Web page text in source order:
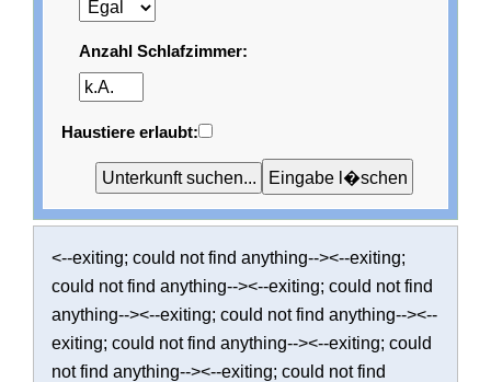
Anzahl Schlafzimmer:
Haustiere erlaubt:
<--exiting; could not find anything--><--exiting;
could not find anything--><--exiting; could not find
anything--><--exiting; could not find anything--><--
exiting; could not find anything--><--exiting; could
not find anything--><--exiting; could not find